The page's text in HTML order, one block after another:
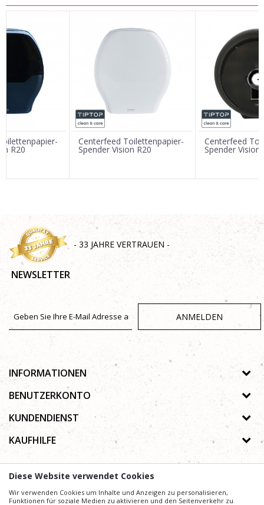
E-Mail
Nachricht
R20
Centerfeed Toilettenpapier-
Spender Vision R20
Centerfeed
Spender Vision
- 33 JAHRE VERTRAUEN -
NEWSLETTER
ANMELDEN
INFORMATIONEN
Über uns
Geschäfte
Zusammenarbeit
BENUTZERKONTO
Registrierungsanweisungen
Passwort vergessen
KUNDENDIENST
Datenschutz-Bestimmungen
Nutzungsbedingungen
KAUFHILFE
Häufig gestellte Fragen
Wir geben unsMühe,die Beschreibung von Produkten, Anzeige von Bildern und
Preise präzise und Profesionell wie möglich zu gestalten. Wir können jedoch nicht
Diese Website verwendet Cookies
Wir verwenden Cookies um Inhalte und Anzeigen zu personalisieren,
Funktionen für soziale Medien zu aktivieren und den Seitenverkehr zu